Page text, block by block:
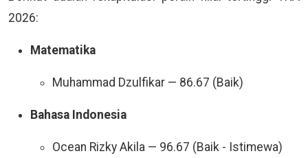
2026:
Matematika
Muhammad Dzulfikar — 86.67 (Baik)
Bahasa Indonesia
Ocean Rizky Akila — 96.67 (Baik - Istimewa)